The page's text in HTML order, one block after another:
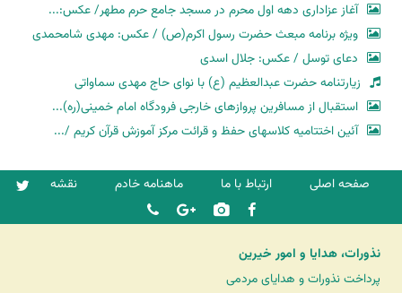
آغاز عزاداری دهه اول محرم در مسجد جامع حرم مطهر/ عکس:...
ویژه برنامه مبعث حضرت رسول اکرم(ص) / عکس: مهدی شامحمدی
دعای توسل / عکس: جلال اسدی
زیارتنامه حضرت عبدالعظیم (ع) با نوای حاج مهدی سماواتی
استقبال از مسافرین پروازهای خارجی فرودگاه امام خمینی(ره)...
آئین اختتامیه کلاسهای حفظ و قرائت مرکز آموزش قرآن کریم /...
صفحه اصلی ارتباط با ما ماهنامه خادم نقشه
نذورات، هدایا و امور خیرین
پرداخت نذورات و هدایای مردمی